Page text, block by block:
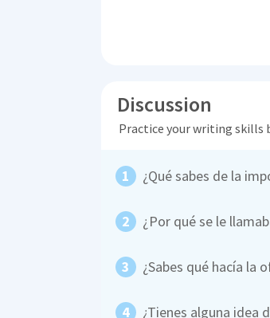
Discussion
Practice your writing skills
¿Qué sabes de la
¿Por qué se le
¿Sabes qué hacía la
¿Tienes alguna idea